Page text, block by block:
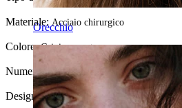
Orecchio
Materiale: Acciaio chirurgico
Colore:Grigio argento
Numero di pezzi:1
Design:Semplice